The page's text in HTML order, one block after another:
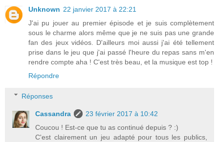
Unknown 22 janvier 2017 à 22:21
J'ai pu jouer au premier épisode et je suis complètement
sous le charme alors même que je ne suis pas une grande
fan des jeux vidéos. D'ailleurs moi aussi j'ai été tellement
prise dans le jeu que j'ai passé l'heure du repas sans m'en
rendre compte aha ! C'est très beau, et la musique est top !
Répondre
Réponses
Cassandra
23 février 2017 à 10:42
Coucou ! Est-ce que tu as continué depuis ? :)
C'est clairement un jeu adapté pour tous les publics,